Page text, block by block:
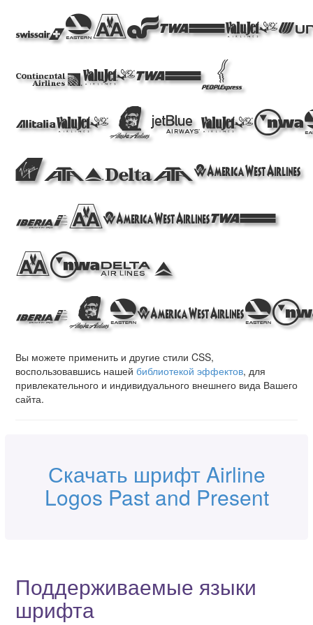
with
Logos
Past
and
Вы можете применить и другие стили CSS,
воспользовавшись нашей библиотекой эффектов, для
привлекательного и индивидуального внешнего вида Вашего
сайта.
Скачать шрифт Airline
Logos Past and Present
Поддерживаемые языки
шрифта